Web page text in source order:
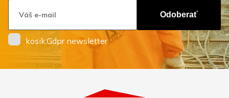
Odoberať
kosik.Gdpr newsletter